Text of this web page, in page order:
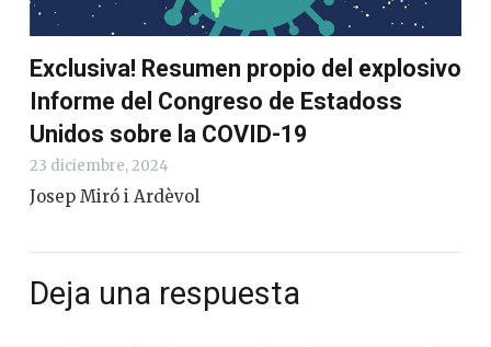
Exclusiva! Resumen propio del explosivo
Informe del Congreso de Estadoss
Unidos sobre la COVID-19
23 diciembre, 2024
Josep Miró i Ardèvol
Deja una respuesta